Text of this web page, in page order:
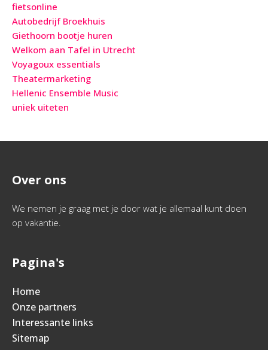
fietsonline
Autobedrijf Broekhuis
Giethoorn bootje huren
Welkom aan Tafel in Utrecht
Voyagoux essentials
Theatermarketing
Hellenic Ensemble Music
uniek uiteten
Over ons
We nemen je graag met je door wat je allemaal kunt doen
op vakantie.
Pagina's
Home
Onze partners
Interessante links
Sitemap